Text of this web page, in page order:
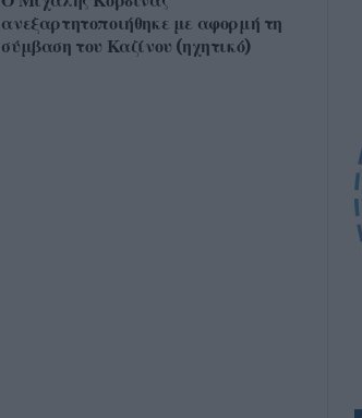
ανεξαρτητοποιήθηκε με αφορμή τη
σύμβαση του Καζίνου (ηχητικό)